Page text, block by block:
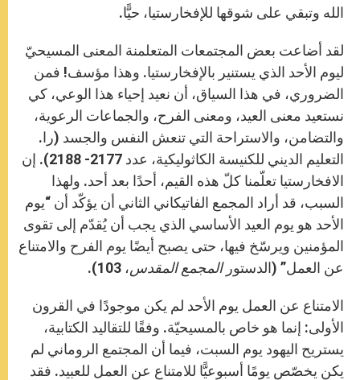
الله وتبقي على شوقها للإفخارستيا، حيًّا.
لقد أضاعت بعض المجتمعات المتعلمنة المعنى المسيحيّ
ليوم الأحد الذي يستنير بالإفخارستيا. وهذا مؤسف! فمن
الضروري، في هذا السياق، أن نعيد إحياء هذا الوعي، كي
نستعيد معنى العيد، ومعنى الفرح، والجماعات الرعوية،
والتضامن، والاستراحة التي تنعش النفس والجسد (را.
التعليم الديني للكنيسة الكاثوليكية، عدد 2177- 2188). إن
الافخارستيا تعلّمنا كلّ هذه القيم، أحدًا بعد أحد. ولهذا
السبب، قد أراد المجمع الفاتيكاني الثاني أن يؤكّد أن “يوم
الأحد هو يوم العيد الأساسي الذي يجب أن يُقدّم إلى تقوى
المؤمنين ويرسّخ فيها، حتى يصبح أيضًا يوم الفرح والامتناع
عن العمل” (الدستورالمجمع المقدس، 103).
الامتناع عن العمل يوم الأحد لم يكن موجودًا في القرون
الأولى: إنما هو خاص بالمسيحيّة. وفقًا للتقاليد الكتابية،
يستريح اليهود يوم السبت، فيما أن المجتمع الروماني لم
يكن يخصّص يومًا أسبوعيًّا للامتناع عن العمل للعبيد. فقد